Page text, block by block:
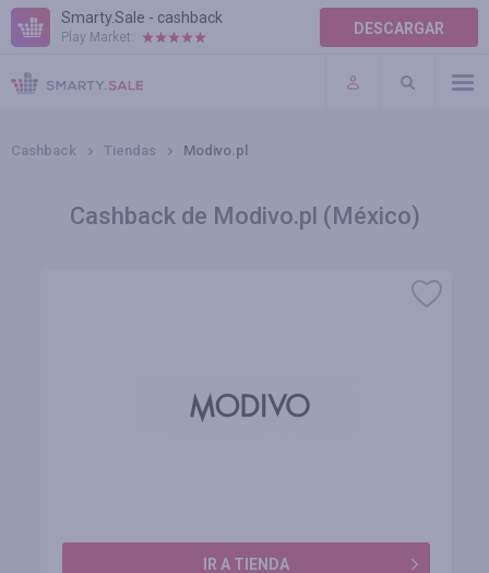
Smarty.Sale - cashback
Play Market: DESCARGAR
AYUDA
TÉRMINOS DE USO
Cashback Tiendas Modivo.pl
Cashback de Modivo.pl (México)
IR A TIENDA